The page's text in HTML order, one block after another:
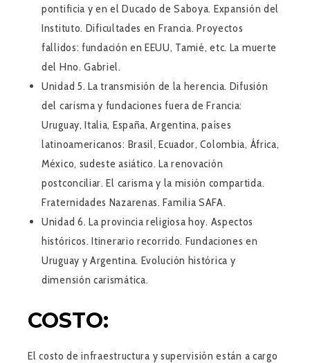
pontificia y en el Ducado de Saboya. Expansión del
Instituto. Dificultades en Francia. Proyectos
fallidos: fundación en EEUU, Tamié, etc. La muerte
del Hno. Gabriel.
Unidad 5. La transmisión de la herencia. Difusión
del carisma y fundaciones fuera de Francia:
Uruguay, Italia, España, Argentina, países
latinoamericanos: Brasil, Ecuador, Colombia, África,
México, sudeste asiático. La renovación
postconciliar. El carisma y la misión compartida.
Fraternidades Nazarenas. Familia SAFA.
Unidad 6. La provincia religiosa hoy. Aspectos
históricos. Itinerario recorrido. Fundaciones en
Uruguay y Argentina. Evolución histórica y
dimensión carismática.
COSTO:
El costo de infraestructura y supervisión están a cargo